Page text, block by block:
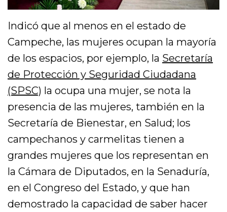
Indicó que al menos en el estado de
Campeche, las mujeres ocupan la mayoría
de los espacios, por ejemplo, la Secretaría
de Protección y Seguridad Ciudadana
(SPSC) la ocupa una mujer, se nota la
presencia de las mujeres, también en la
Secretaría de Bienestar, en Salud; los
campechanos y carmelitas tienen a
grandes mujeres que los representan en
la Cámara de Diputados, en la Senaduría,
en el Congreso del Estado, y que han
demostrado la capacidad de saber hacer